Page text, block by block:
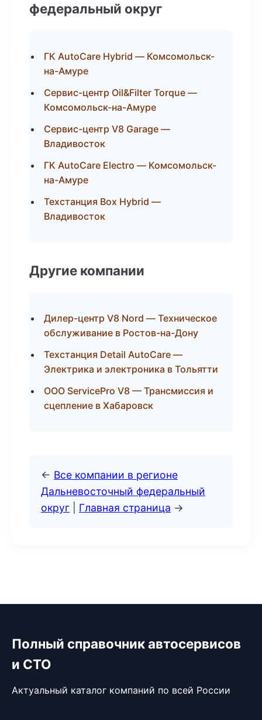
федеральный округ
ГК AutoCare Hybrid — Комсомольск-
на-Амуре
Сервис-центр Oil&Filter Torque —
Комсомольск-на-Амуре
Сервис-центр V8 Garage —
Владивосток
ГК AutoCare Electro — Комсомольск-
на-Амуре
Техстанция Box Hybrid —
Владивосток
Другие компании
Дилер-центр V8 Nord — Техническое
обслуживание в Ростов-на-Дону
Техстанция Detail AutoCare —
Электрика и электроника в Тольятти
ООО ServicePro V8 — Трансмиссия и
сцепление в Хабаровск
← Все компании в регионе
Дальневосточный федеральный
округ
Главная страница →
Полный справочник автосервисов
и СТО
Актуальный каталог компаний по всей России